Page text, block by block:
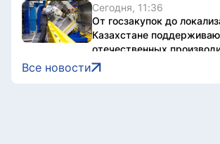
Сегодня, 11:36
От госзакупок до
Казахстане
отечественных
Сегодня, 11:32
В Астане почтили память
Все новости